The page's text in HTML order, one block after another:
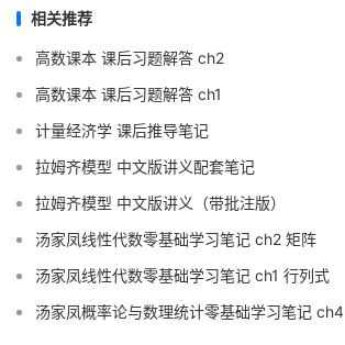
相关推荐
高数课本 课后习题解答 ch2
高数课本 课后习题解答 ch1
计量经济学 课后推导笔记
拉姆齐模型 中文版讲义配套笔记
拉姆齐模型 中文版讲义（带批注版）
汤家凤线性代数零基础学习笔记 ch2 矩阵
汤家凤线性代数零基础学习笔记 ch1 行列式
汤家凤概率论与数理统计零基础学习笔记 ch4